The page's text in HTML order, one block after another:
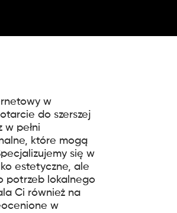
w
do szerszej
w pełni
które mogą
się w
estetyczne, ale
potrzeb lokalnego
Ci również na
w